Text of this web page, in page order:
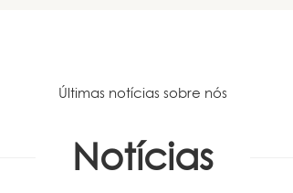
Últimas notícias sobre nós
Notícias